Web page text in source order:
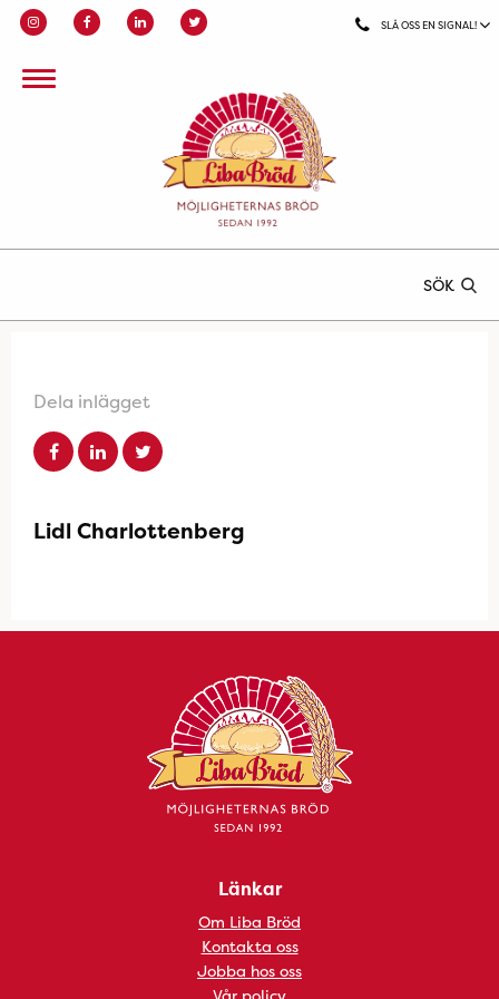
SLÅ OSS EN SIGNAL!
SÖK
Dela inlägget
Lidl Charlottenberg
Länkar
Om Liba Bröd
Kontakta oss
Jobba hos oss